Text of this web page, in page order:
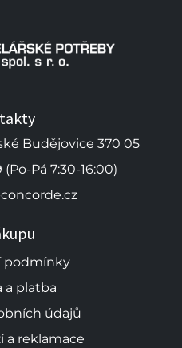
Budějovice 370 05
(Po-Pá 7:30-16:00)
podmínky
a platba
údajů
a reklamace